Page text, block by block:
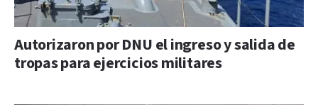
Autorizaron por DNU el ingreso y salida de
tropas para ejercicios militares